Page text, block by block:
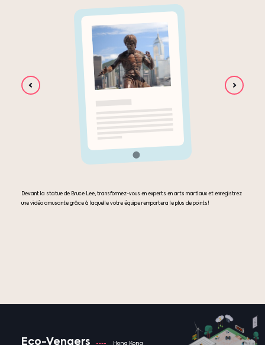
Devant la statue de Bruce Lee, transformez-vous en experts en arts martiaux et enregistrez
une vidéo amusante grâce à laquelle votre équipe remportera le plus de points!
Eco-Vengers Hong Kong